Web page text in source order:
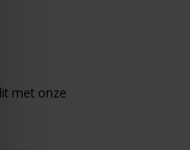
met onze